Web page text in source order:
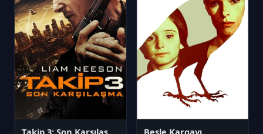
Takip 3: Son Karşılaşma Besle Kargayı